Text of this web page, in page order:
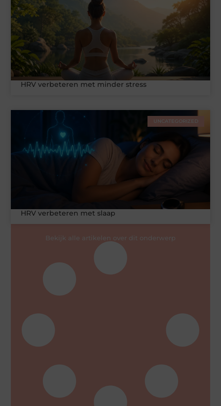
HRV verbeteren met minder stress
UNCATEGORIZED
HRV verbeteren met slaap
Bekijk alle artikelen over dit onderwerp